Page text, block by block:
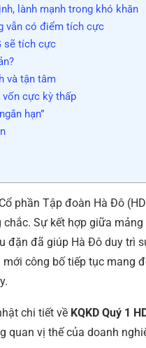
lành mạnh trong khó khăn
vẫn có điểm tích cực
sẽ tích cực
và tận tâm
vốn cực kỳ thấp
hạn”
phần Tập đoàn Hà Đô
Sự kết hợp giữa
đặn đã giúp Hà Đô duy trì
công bố tiếp tục mang
chi tiết về KQKD Quý 1
quan vị thế của doanh